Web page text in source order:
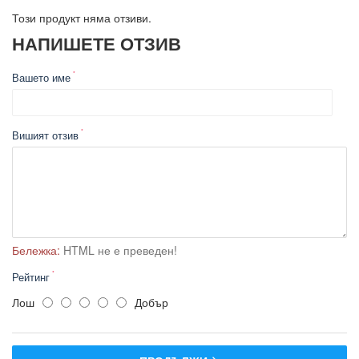
Premium
Изсмукващ маркуч - 1,7 метра.
Две смукателни тръби - 0,5 метра.
Дюза за твърди повърхности.
Съхранение на кабела.
4 колела.
Този продукт няма отзиви.
НАПИШЕТЕ ОТЗИВ
Вашето име
Вишият отзив
Бележка: HTML не е преведен!
Рейтинг
Лош Добър